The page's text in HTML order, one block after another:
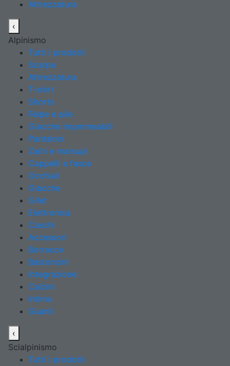
Attrezzatura
‹
Alpinismo
Tutti i prodotti
Scarpe
Attrezzatura
T-shirt
Shorts
Felpe e pile
Giacche impermeabili
Pantaloni
Zaini e marsupi
Cappelli e fasce
Occhiali
Giacche
Gilet
Elettronica
Caschi
Accessori
Borracce
Bastoncini
Integrazione
Calzini
Intimo
Guanti
‹
Scialpinismo
Tutti i prodotti